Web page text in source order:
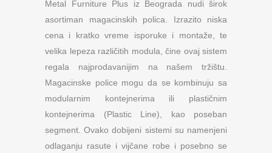
Metal Furniture Plus iz Beograda nudi širok
asortiman magacinskih polica. Izrazito niska
cena i kratko vreme isporuke i montaže, te
velika lepeza različitih modula, čine ovaj sistem
regala najprodavanijim na našem tržištu.
Magacinske police mogu da se kombinuju sa
modularnim kontejnerima ili plastičnim
kontejnerima (Plastic Line), kao poseban
segment. Ovako dobijeni sistemi su namenjeni
odlaganju rasute i vijčane robe i posebno se